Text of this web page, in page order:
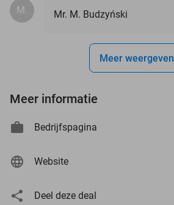
M. Mr. M. Budzyński
Meer weergeven
Meer informatie
Bedrijfspagina
Website
Deel deze deal